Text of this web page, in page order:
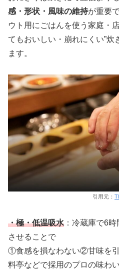
感・形状・風味の維持が重要
ウト用にごはんを使う家庭・
てもおいしい・崩れにくい”
ます。
引用元：
・極・低温吸水 ：冷蔵庫で6
させることで
①食感を損なわない②甘味を
料亭などで採用のプロの味わ